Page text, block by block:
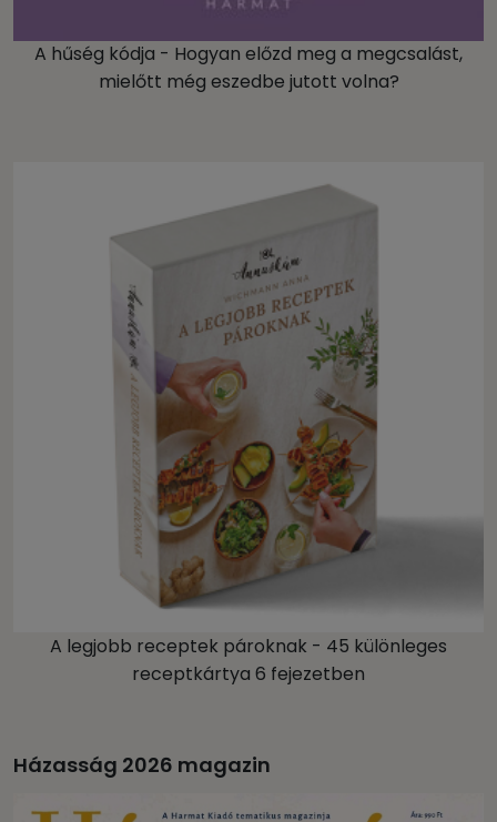
A hűség kódja - Hogyan előzd meg a megcsalást,
mielőtt még eszedbe jutott volna?
A legjobb receptek pároknak - 45 különleges
receptkártya 6 fejezetben
Házasság 2026 magazin